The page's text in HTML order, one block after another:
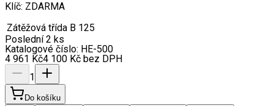
Klíč: ZDARMA
Zátěžová třída B 125
Poslední 2 ks
Katalogové číslo: HE-500
4 961 Kč4 100 Kč bez DPH
1
Do košíku